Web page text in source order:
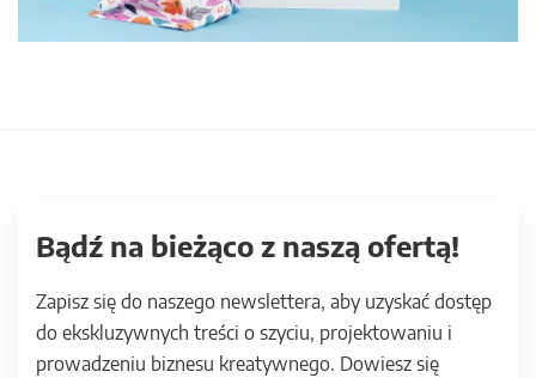
Bądź na bieżąco z naszą ofertą!
Zapisz się do naszego newslettera, aby uzyskać dostęp
do ekskluzywnych treści o szyciu, projektowaniu i
prowadzeniu biznesu kreatywnego. Dowiesz się